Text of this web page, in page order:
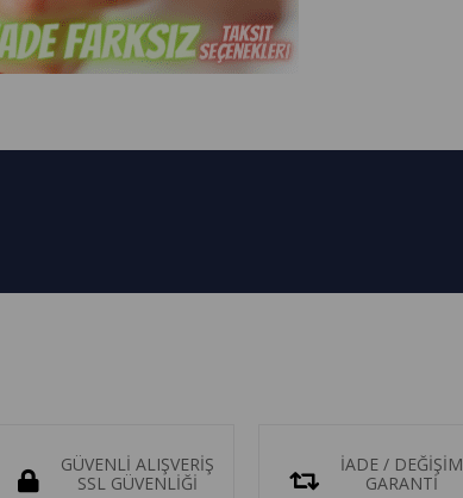
GÜVENLİ ALIŞVERİŞ
SSL GÜVENLİĞİ
İADE / DEĞİŞİM
GARANTİ